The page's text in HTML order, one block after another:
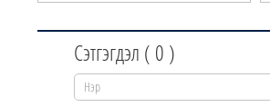
Сэтгэгдэл ( 0 )